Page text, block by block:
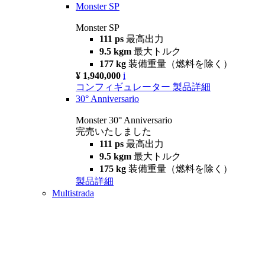
Monster SP
Monster SP
111 ps 最高出力
9.5 kgm 最大トルク
177 kg 装備重量（燃料を除く）
¥ 1,940,000 i
コンフィギュレーター 製品詳細
30° Anniversario
Monster 30° Anniversario
完売いたしました
111 ps 最高出力
9.5 kgm 最大トルク
175 kg 装備重量（燃料を除く）
製品詳細
Multistrada